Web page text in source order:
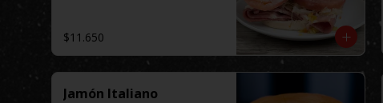
$11.650
Jamón Italiano